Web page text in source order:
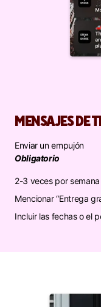
MENSAJES DE
Enviar un empujón
Obligatorio
2-3 veces por
Mencionar “Entrega
Incluir las fechas o el